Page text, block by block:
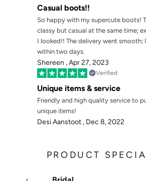
Casual boots!!
So happy with my supercute boots!
classy but casual at the same time;
I looked!! The delivery went smooth;
within two days.
Shereen ,Apr 27, 2023
Verified
Unique items & service
Friendly and high quality service to
unique items!
Desi Aanstoot , Dec 8, 2022
PRODUCT